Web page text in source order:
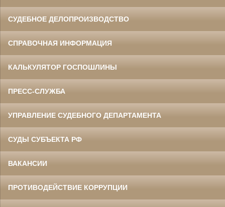
СУДЕБНОЕ ДЕЛОПРОИЗВОДСТВО
СПРАВОЧНАЯ ИНФОРМАЦИЯ
КАЛЬКУЛЯТОР ГОСПОШЛИНЫ
ПРЕСС-СЛУЖБА
УПРАВЛЕНИЕ СУДЕБНОГО ДЕПАРТАМЕНТА
СУДЫ СУБЪЕКТА РФ
ВАКАНСИИ
ПРОТИВОДЕЙСТВИЕ КОРРУПЦИИ